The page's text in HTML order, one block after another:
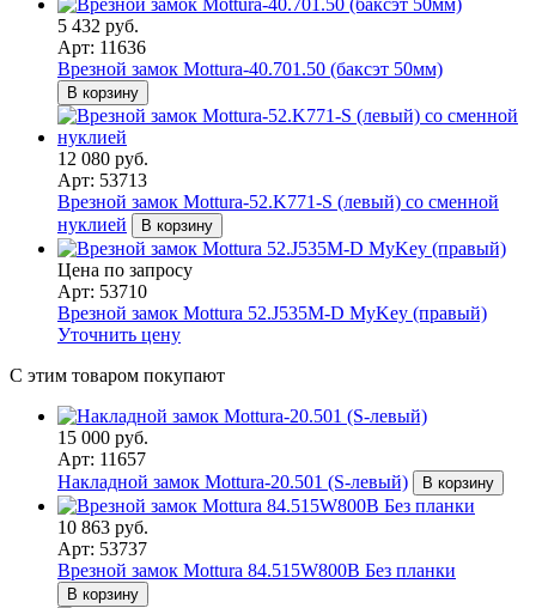
5 432 руб.
Арт: 11636
Врезной замок Mottura-40.701.50 (баксэт 50мм)
В корзину
12 080 руб.
Арт: 53713
Врезной замок Mottura-52.K771-S (левый) со сменной
нуклией
В корзину
Цена по запросу
Арт: 53710
Врезной замок Mottura 52.J535M-D MyKey (правый)
Уточнить цену
С этим товаром покупают
15 000 руб.
Арт: 11657
Накладной замок Mottura-20.501 (S-левый)
В корзину
10 863 руб.
Арт: 53737
Врезной замок Mottura 84.515W800B Без планки
В корзину